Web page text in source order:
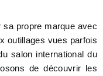
sa propre marque avec
outillages vues parfois
salon international du
de découvrir les